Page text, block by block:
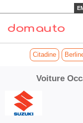
Citadine
Voiture